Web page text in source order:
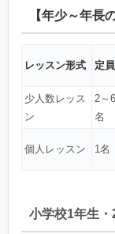
【年少～年長
レッスン形式 定員
少人数レッス
ン
2～6
名
個人レッスン 1名
小学校1年生